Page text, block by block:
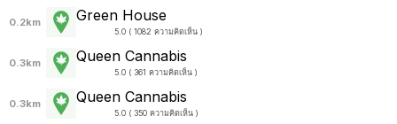
0.2km Green House
5.0 ( 1082 ความคิดเห็น )
0.3km Queen Cannabis
5.0 ( 361 ความคิดเห็น )
0.3km Queen Cannabis
5.0 ( 350 ความคิดเห็น )